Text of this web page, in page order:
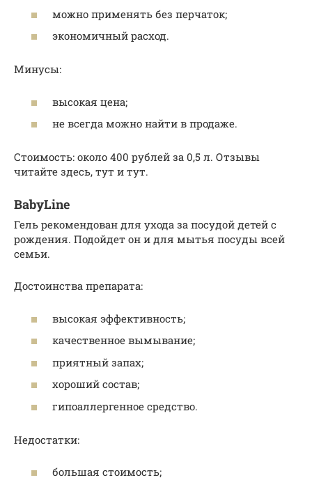
можно применять без перчаток;
экономичный расход.
Минусы:
высокая цена;
не всегда можно найти в продаже.
Стоимость: около 400 рублей за 0,5 л. Отзывы
читайте здесь, тут и тут.
BabyLine
Гель рекомендован для ухода за посудой детей с
рождения. Подойдет он и для мытья посуды всей
семьи.
Достоинства препарата:
высокая эффективность;
качественное вымывание;
приятный запах;
хороший состав;
гипоаллергенное средство.
Недостатки:
большая стоимость;